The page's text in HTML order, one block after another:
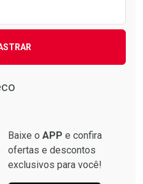
Baixe o APP e confira
ofertas e descontos
exclusivos para você!